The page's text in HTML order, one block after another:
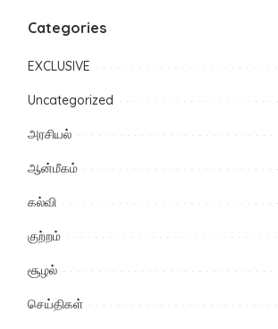
Categories
EXCLUSIVE
Uncategorized
அரசியல்
ஆன்மீகம்
கல்வி
குற்றம்
சூழல்
செய்திகள்